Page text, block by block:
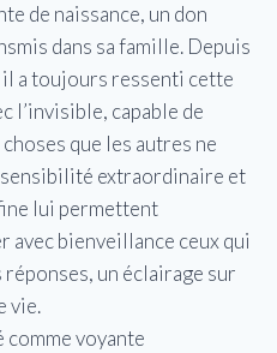
de naissance, un don
dans sa famille. Depuis
a toujours ressenti cette
l’invisible, capable de
que les autres ne
sensibilité extraordinaire et
lui permettent
avec bienveillance ceux qui
réponses, un éclairage sur
vie.
comme voyante